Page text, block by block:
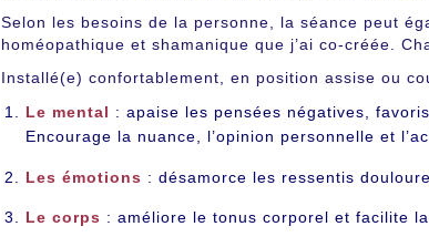
Selon les besoins de la personne, la séance peut
homéopathique et shamanique que j’ai co-créée.
Installé(e) confortablement, en position assise ou
Le mental : apaise les pensées négatives,
Encourage la nuance, l’opinion personnelle et
Les émotions : désamorce les ressentis
Le corps : améliore le tonus corporel et facilite